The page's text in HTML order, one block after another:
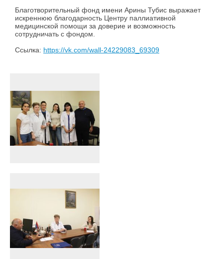
Благотворительный фонд имени Арины Тубис выражает
искреннюю благодарность Центру паллиативной
медицинской помощи за доверие и возможность
сотрудничать с фондом.
Ссылка: https://vk.com/wall-24229083_69309